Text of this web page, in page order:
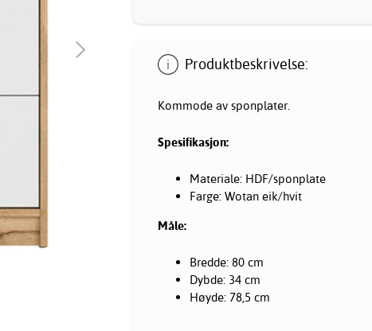
Produktbeskrivelse:
Kommode av sponplater.
Spesifikasjon:
Materiale: HDF/sponplate
Farge: Wotan eik/hvit
Måle:
Bredde: 80 cm
Dybde: 34 cm
Høyde: 78,5 cm